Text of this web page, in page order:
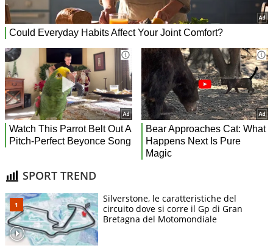
SPORT TREND
Silverstone, le caratteristiche del
circuito dove si corre il Gp di Gran
Bretagna del Motomondiale